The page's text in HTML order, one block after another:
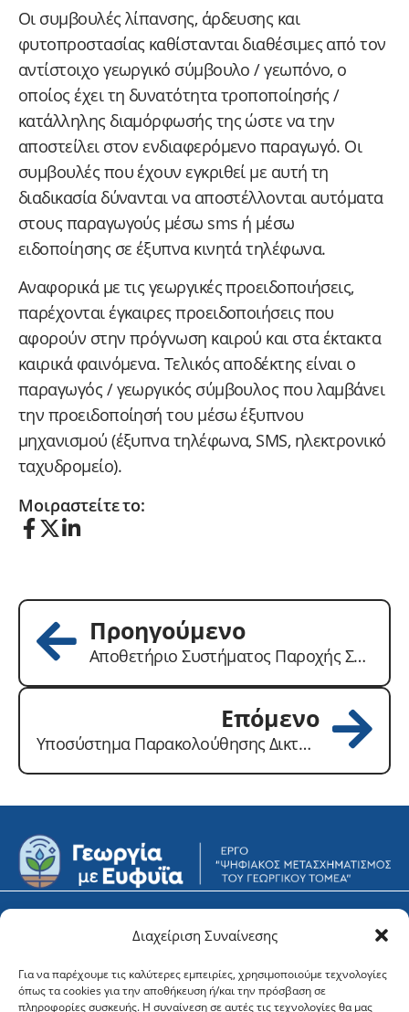
Διαχείριση Συναίνεσης
Για να παρέχουμε τις καλύτερες εμπειρίες, χρησιμοποιούμε τεχνολογίες
όπως τα cookies για την αποθήκευση ή/και την πρόσβαση σε
πληροφορίες συσκευής. Η συναίνεση σε αυτές τις τεχνολογίες θα μας
Οι συμβουλές λίπανσης, άρδευσης και
φυτοπροστασίας καθίστανται διαθέσιμες από τον
αντίστοιχο γεωργικό σύμβουλο / γεωπόνο, ο
οποίος έχει τη δυνατότητα τροποποίησής /
κατάλληλης διαμόρφωσής της ώστε να την
αποστείλει στον ενδιαφερόμενο παραγωγό. Οι
συμβουλές που έχουν εγκριθεί με αυτή τη
διαδικασία δύνανται να αποστέλλονται αυτόματα
στους παραγωγούς μέσω sms ή μέσω
ειδοποίησης σε έξυπνα κινητά τηλέφωνα.
Αναφορικά με τις γεωργικές προειδοποιήσεις,
παρέχονται έγκαιρες προειδοποιήσεις που
αφορούν στην πρόγνωση καιρού και στα έκτακτα
καιρικά φαινόμενα. Τελικός αποδέκτης είναι ο
παραγωγός / γεωργικός σύμβουλος που λαμβάνει
την προειδοποίησή του μέσω έξυπνου
μηχανισμού (έξυπνα τηλέφωνα, SMS, ηλεκτρονικό
ταχυδρομείο).
Μοιραστείτε το:
Προηγούμενο
Αποθετήριο Συστήματος Παροχής Συμβουλών σε Γεωργικές Εκμεταλλεύσεις
Επόμενο
Υποσύστημα Παρακολούθησης Δικτύου ΣΣΔ
Υποστήριξη
Φορείς
Newsletter